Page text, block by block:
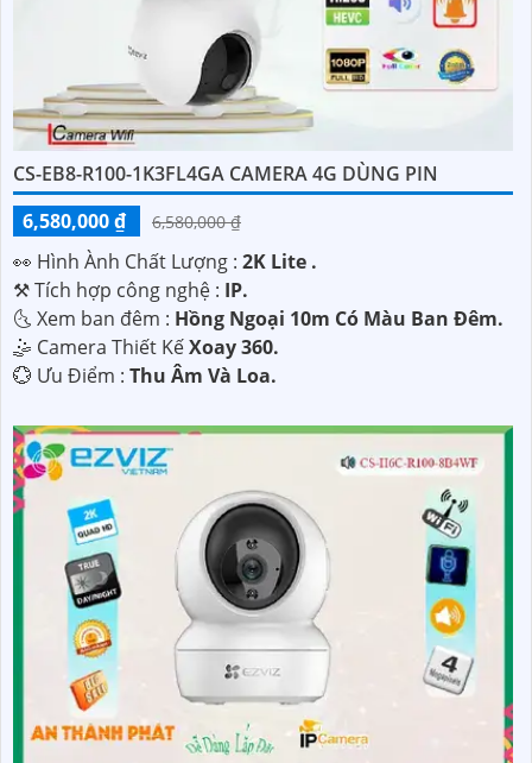
CS-EB8-R100-1K3FL4GA CAMERA 4G DÙNG PIN
6,580,000 ₫
6,580,000 ₫
️👀 Hình Ành Chất Lượng : 2K Lite .
⚒ Tích hợp công nghệ : IP.
🌜 Xem ban đêm : Hồng Ngoại 10m Có Màu Ban Đêm.
🤹 Camera Thiết KếXoay 360.
️💮 Ưu Điểm : Thu Âm Và Loa.